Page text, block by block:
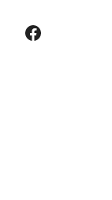
Facebook